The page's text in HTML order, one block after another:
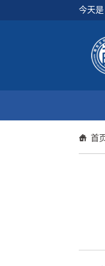
今天是
首